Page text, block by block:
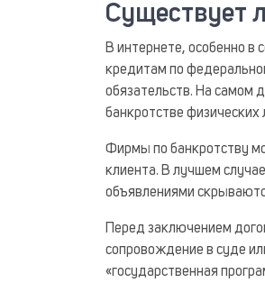
Существует
В интернете, особенно в
кредитам по
обязательств. На самом
банкротстве
Фирмы по банкротству
клиента. В лучшем
объявлениями
Перед заключением
сопровождение в суде
«государственная